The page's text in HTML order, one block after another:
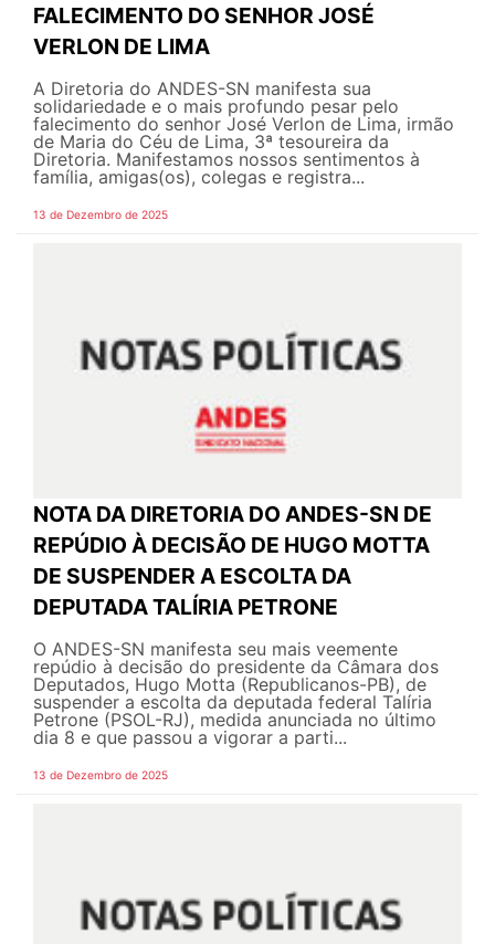
FALECIMENTO DO SENHOR JOSÉ
VERLON DE LIMA
A Diretoria do ANDES-SN manifesta sua
solidariedade e o mais profundo pesar pelo
falecimento do senhor José Verlon de Lima, irmão
de Maria do Céu de Lima, 3ª tesoureira da
Diretoria. Manifestamos nossos sentimentos à
família, amigas(os), colegas e registra...
13 de Dezembro de 2025
NOTA DA DIRETORIA DO ANDES-SN DE
REPÚDIO À DECISÃO DE HUGO MOTTA
DE SUSPENDER A ESCOLTA DA
DEPUTADA TALÍRIA PETRONE
O ANDES-SN manifesta seu mais veemente
repúdio à decisão do presidente da Câmara dos
Deputados, Hugo Motta (Republicanos-PB), de
suspender a escolta da deputada federal Talíria
Petrone (PSOL-RJ), medida anunciada no último
dia 8 e que passou a vigorar a parti...
13 de Dezembro de 2025